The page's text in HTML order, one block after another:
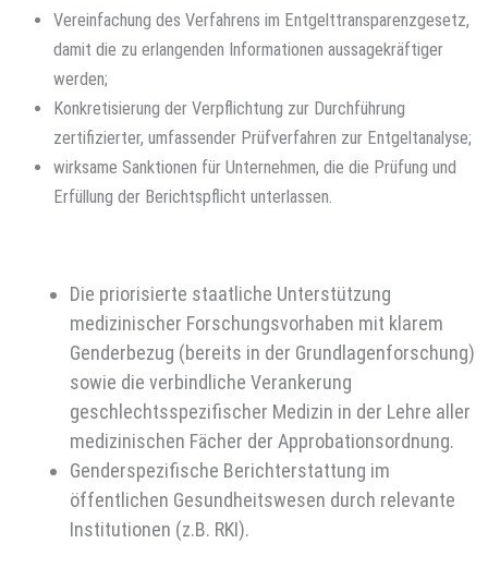
Vereinfachung des Verfahrens im Entgelttransparenzgesetz,
damit die zu erlangenden Informationen aussagekräftiger
werden;
Konkretisierung der Verpflichtung zur Durchführung
zertifizierter, umfassender Prüfverfahren zur Entgeltanalyse;
wirksame Sanktionen für Unternehmen, die die Prüfung und
Erfüllung der Berichtspflicht unterlassen.
Die priorisierte staatliche Unterstützung
medizinischer Forschungsvorhaben mit klarem
Genderbezug (bereits in der Grundlagenforschung)
sowie die verbindliche Verankerung
geschlechtsspezifischer Medizin in der Lehre aller
medizinischen Fächer der Approbationsordnung.
Genderspezifische Berichterstattung im
öffentlichen Gesundheitswesen durch relevante
Institutionen (z.B. RKI).